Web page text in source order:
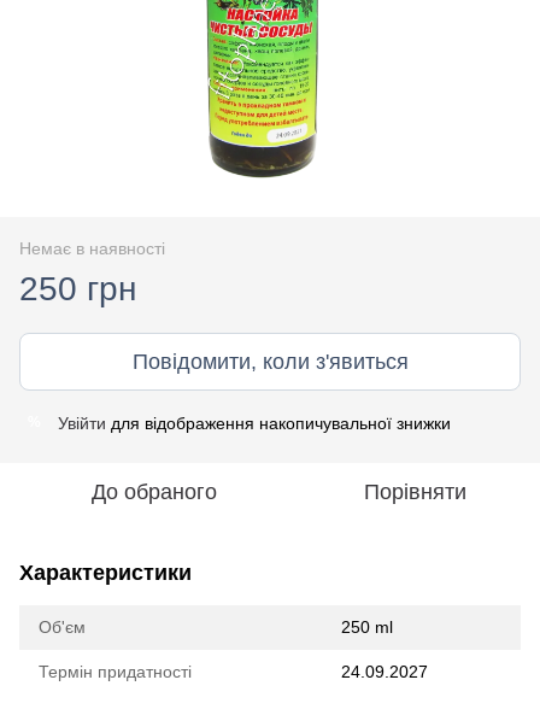
Немає в наявності
250 грн
Повідомити, коли з'явиться
Увійти для відображення накопичувальної знижки
До обраного Порівняти
Характеристики
Об'єм 250 ml
Термін придатності 24.09.2027